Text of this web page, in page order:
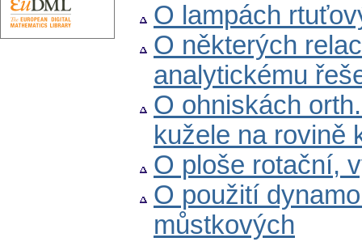
O lampách
O některých
analytickému
O ohniskách
kužele na rovině
O ploše rotační,
O použití
můstkových